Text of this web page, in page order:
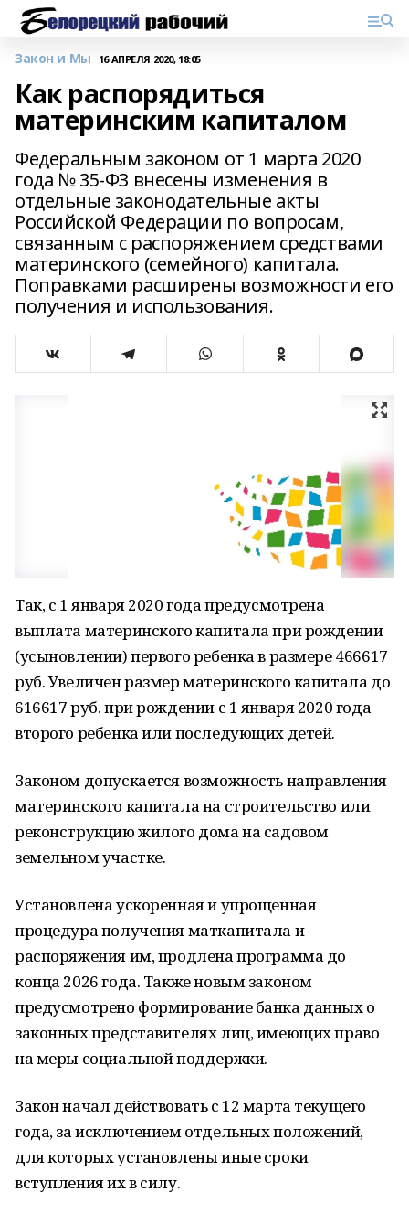
Закон и Мы 16 АПРЕЛЯ 2020, 18:05
Как распорядиться
материнским капиталом
Федеральным законом от 1 марта 2020
года № 35-ФЗ внесены изменения в
отдельные законодательные акты
Российской Федерации по вопросам,
связанным с распоряжением средствами
материнского (семейного) капитала.
Поправками расширены возможности его
получения и использования.
Так, с 1 января 2020 года предусмотрена
выплата материнского капитала при рождении
(усыновлении) первого ребенка в размере 466617
руб. Увеличен размер материнского капитала до
616617 руб. при рождении с 1 января 2020 года
второго ребенка или последующих детей.
Законом допускается возможность направления
материнского капитала на строительство или
реконструкцию жилого дома на садовом
земельном участке.
Установлена ускоренная и упрощенная
процедура получения маткапитала и
распоряжения им, продлена программа до
конца 2026 года. Также новым законом
предусмотрено формирование банка данных о
законных представителях лиц, имеющих право
на меры социальной поддержки.
Закон начал действовать с 12 марта текущего
года, за исключением отдельных положений,
для которых установлены иные сроки
вступления их в силу.